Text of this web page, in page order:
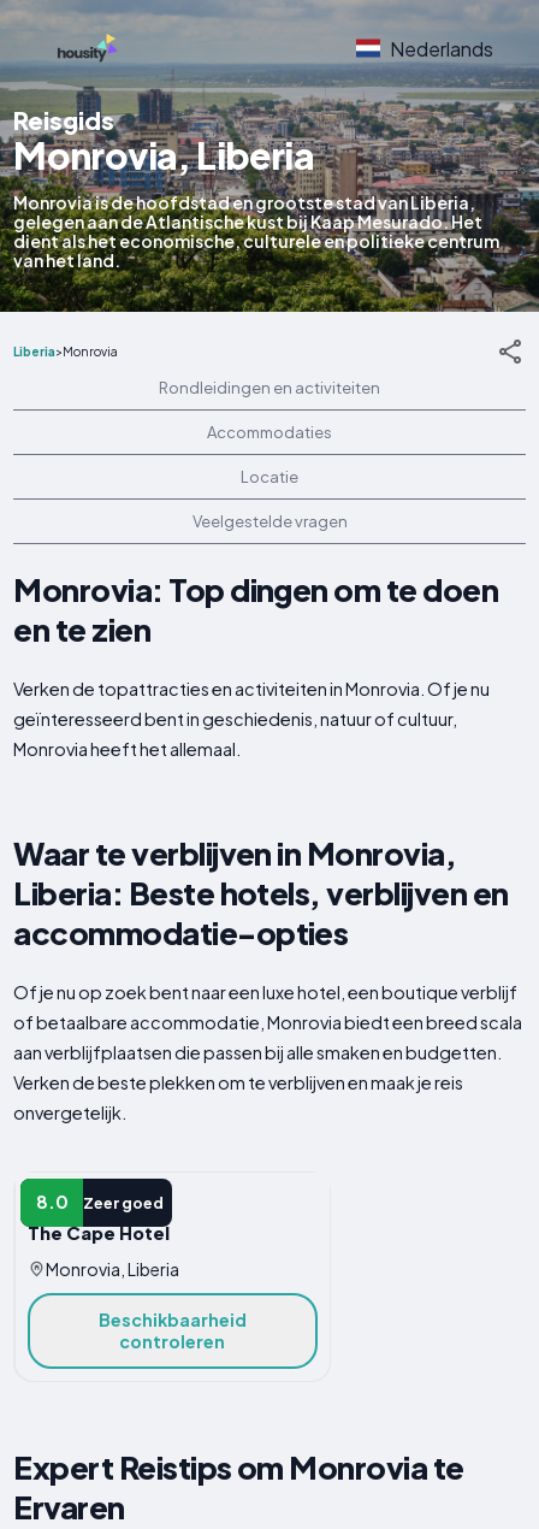
Nederlands
Reisgids
Monrovia, Liberia
Monrovia is de hoofdstad en grootste stad van Liberia,
gelegen aan de Atlantische kust bij Kaap Mesurado. Het
dient als het economische, culturele en politieke centrum
van het land.
Liberia>Monrovia
Rondleidingen en activiteiten
Accommodaties
Locatie
Veelgestelde vragen
Monrovia: Top dingen om te doen
en te zien
Verken de topattracties en activiteiten in Monrovia. Of je nu
geïnteresseerd bent in geschiedenis, natuur of cultuur,
Monrovia heeft het allemaal.
Waar te verblijven in Monrovia,
Liberia: Beste hotels, verblijven en
accommodatie-opties
Of je nu op zoek bent naar een luxe hotel, een boutique verblijf
of betaalbare accommodatie, Monrovia biedt een breed scala
aan verblijfplaatsen die passen bij alle smaken en budgetten.
Verken de beste plekken om te verblijven en maak je reis
onvergetelijk.
8.0 Zeer goed
HOTEL
The Cape Hotel
Monrovia, Liberia
Beschikbaarheid
controleren
Expert Reistips om Monrovia te
Ervaren